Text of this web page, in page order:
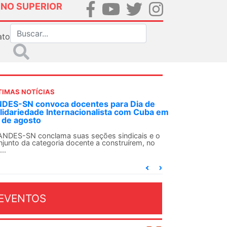
SUPERIOR
NOTÍCIAS
decisão inédita, Justiça Federal condena
agente da ditadura por estupro
uma decisão considerada histórica, a 2ª Vara
Criminal do Rio de Janeiro condenou o...
2026